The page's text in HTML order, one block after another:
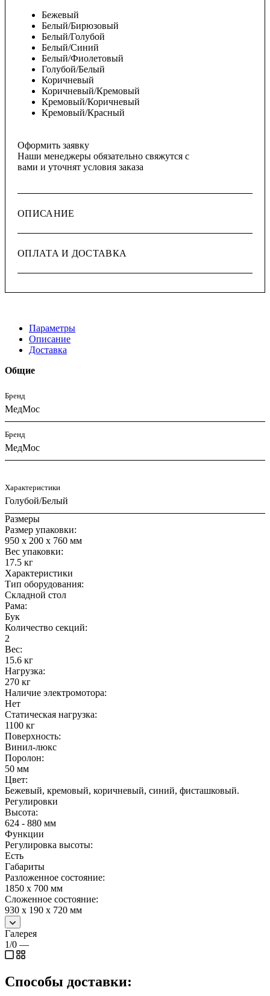
Бежевый
Белый/Бирюзовый
Белый/Голубой
Белый/Синий
Белый/Фиолетовый
Голубой/Белый
Коричневый
Коричневый/Кремовый
Кремовый/Коричневый
Кремовый/Красный
Оформить заявку
Наши менеджеры обязательно свяжутся с
вами и уточнят условия заказа
ОПИСАНИЕ
ОПЛАТА И ДОСТАВКА
Параметры
Описание
Доставка
Общие
Бренд
МедМос
Бренд
МедМос
Характеристики
Голубой/Белый
Размеры
Размер упаковки:
950 х 200 х 760 мм
Вес упаковки:
17.5 кг
Характеристики
Тип оборудования:
Складной стол
Рама:
Бук
Количество секций:
2
Вес:
15.6 кг
Нагрузка:
270 кг
Наличие электромотора:
Нет
Статическая нагрузка:
1100 кг
Поверхность:
Винил-люкс
Поролон:
50 мм
Цвет:
Бежевый, кремовый, коричневый, синий, фисташковый.
Регулировки
Высота:
624 - 880 мм
Функции
Регулировка высоты:
Есть
Габариты
Разложенное состояние:
1850 х 700 мм
Сложенное состояние:
930 x 190 х 720 мм
Галерея
1/0 —
Способы доставки: